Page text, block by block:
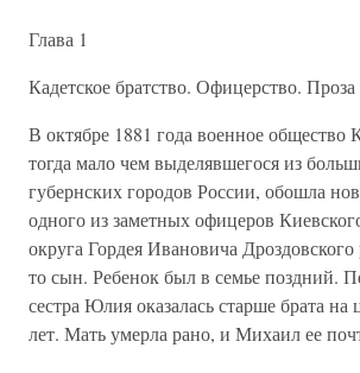
Глава 1
Кадетское братство. Офицерство.
В октябре 1881 года военное общество
тогда мало чем выделявшегося из
губернских городов России, обошла
одного из заметных офицеров
округа Гордея Ивановича
то сын. Ребенок был в семье поздний.
сестра Юлия оказалась старше брата на
лет. Мать умерла рано, и Михаил ее